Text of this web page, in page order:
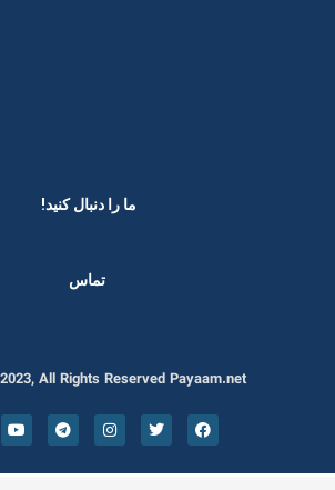
ما را دنبال کنید! ​
تماس
Copyright © 2023, All Rights Reserved Payaam.net